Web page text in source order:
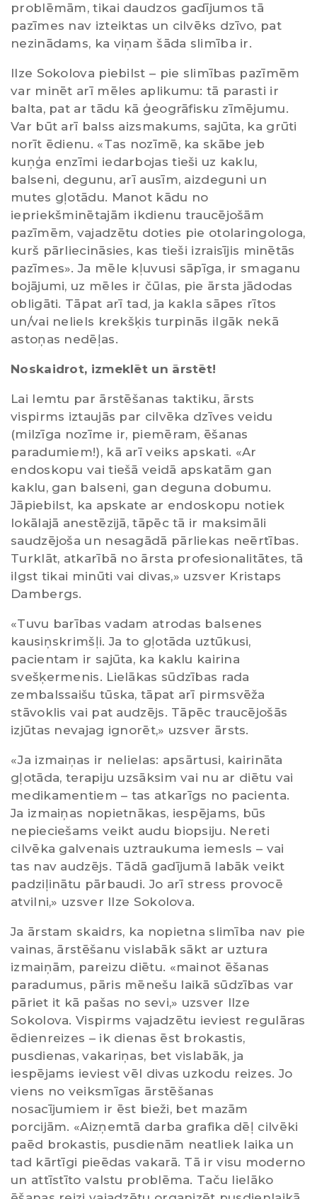
problēmām, tikai daudzos gadījumos tā
pazīmes nav izteiktas un cilvēks dzīvo, pat
nezinādams, ka viņam šāda slimība ir.
Ilze Sokolova piebilst – pie slimības pazīmēm
var minēt arī mēles aplikumu: tā parasti ir
balta, pat ar tādu kā ģeogrāfisku zīmējumu.
Var būt arī balss aizsmakums, sajūta, ka grūti
norīt ēdienu. «Tas nozīmē, ka skābe jeb
kuņģa enzīmi iedarbojas tieši uz kaklu,
balseni, degunu, arī ausīm, aizdeguni un
mutes gļotādu. Manot kādu no
iepriekšminētajām ikdienu traucējošām
pazīmēm, vajadzētu doties pie otolaringologa,
kurš pārliecināsies, kas tieši izraisījis minētās
pazīmes». Ja mēle kļuvusi sāpīga, ir smaganu
bojājumi, uz mēles ir čūlas, pie ārsta jādodas
obligāti. Tāpat arī tad, ja kakla sāpes rītos
un/vai neliels krekšķis turpinās ilgāk nekā
astoņas nedēļas.
Noskaidrot, izmeklēt un ārstēt!
Lai lemtu par ārstēšanas taktiku, ārsts
vispirms iztaujās par cilvēka dzīves veidu
(milzīga nozīme ir, piemēram, ēšanas
paradumiem!), kā arī veiks apskati. «Ar
endoskopu vai tiešā veidā apskatām gan
kaklu, gan balseni, gan deguna dobumu.
Jāpiebilst, ka apskate ar endoskopu notiek
lokālajā anestēzijā, tāpēc tā ir maksimāli
saudzējoša un nesagādā pārliekas neērtības.
Turklāt, atkarībā no ārsta profesionalitātes, tā
ilgst tikai minūti vai divas,» uzsver Kristaps
Dambergs.
«Tuvu barības vadam atrodas balsenes
kausiņskrimšļi. Ja to gļotāda uztūkusi,
pacientam ir sajūta, ka kaklu kairina
svešķermenis. Lielākas sūdzības rada
zembalssaišu tūska, tāpat arī pirmsvēža
stāvoklis vai pat audzējs. Tāpēc traucējošās
izjūtas nevajag ignorēt,» uzsver ārsts.
«Ja izmaiņas ir nelielas: apsārtusi, kairināta
gļotāda, terapiju uzsāksim vai nu ar diētu vai
medikamentiem – tas atkarīgs no pacienta.
Ja izmaiņas nopietnākas, iespējams, būs
nepieciešams veikt audu biopsiju. Nereti
cilvēka galvenais uztraukuma iemesls – vai
tas nav audzējs. Tādā gadījumā labāk veikt
padziļinātu pārbaudi. Jo arī stress provocē
atvilni,» uzsver Ilze Sokolova.
Ja ārstam skaidrs, ka nopietna slimība nav pie
vainas, ārstēšanu vislabāk sākt ar uztura
izmaiņām, pareizu diētu. «mainot ēšanas
paradumus, pāris mēnešu laikā sūdzības var
pāriet it kā pašas no sevi,» uzsver Ilze
Sokolova. Vispirms vajadzētu ieviest regulāras
ēdienreizes – ik dienas ēst brokastis,
pusdienas, vakariņas, bet vislabāk, ja
iespējams ieviest vēl divas uzkodu reizes. Jo
viens no veiksmīgas ārstēšanas
nosacījumiem ir ēst bieži, bet mazām
porcijām. «Aizņemtā darba grafika dēļ cilvēki
paēd brokastis, pusdienām neatliek laika un
tad kārtīgi pieēdas vakarā. Tā ir visu moderno
un attīstīto valstu problēma. Taču lielāko